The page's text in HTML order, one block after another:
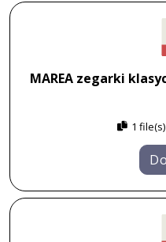
MAREA zegarki
1 file(s)